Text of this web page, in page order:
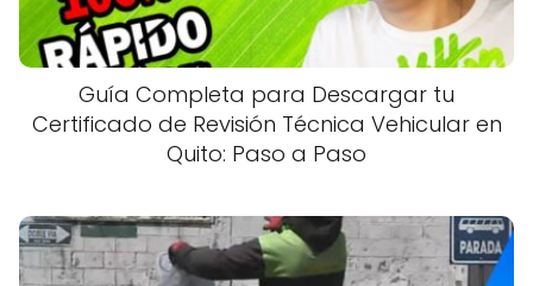
Guía Completa para Descargar tu
Certificado de Revisión Técnica Vehicular en
Quito: Paso a Paso